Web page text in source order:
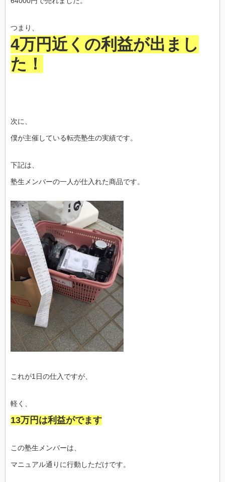
つまり、
4万円近くの利益が出まし
た！
次に、
僕が主催している転売塾生の実績です。
下記は、
塾生メンバーの一人が仕入れた商品です。
これが1日の仕入ですが、
軽く、
13万円は利益がでます
この塾生メンバーは、
マニュアル通りに行動しただけです。